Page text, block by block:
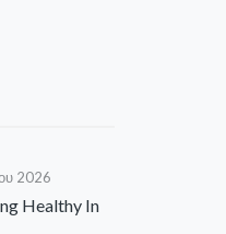
2026
Healthy In